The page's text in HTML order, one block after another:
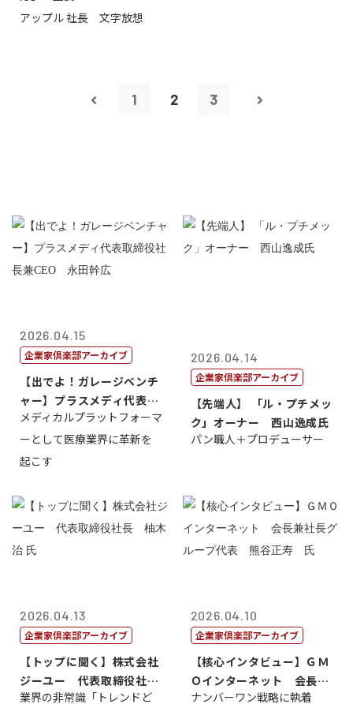
アップル 社長 文字放想
1 2 3
2026.04.15
企業家倶楽部アーカイブ
【出でよ！ガレージベンチ
ャー】プラスメディ代表取
締役社長兼C...
メディカルプラットフォーマ
ーとして医療業界に革新を
起こす
2026.04.14
企業家倶楽部アーカイブ
【先端人】 「ル・プチメッ
ク」オーナー 西山逸成氏
パン職人＋プロデューサー
2026.04.13
企業家倶楽部アーカイブ
【トップに聞く】株式会社
ジーユー 代表取締役社
長 柚木 治 ...
業界の非常識「トレンドど
2026.04.10
企業家倶楽部アーカイブ
【核心インタビュー】ＧＭ
Ｏインターネット 会長兼
社長グループ...
ナンバーワン戦略に執着